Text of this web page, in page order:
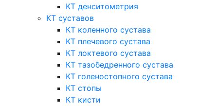
КТ денситометрия
КТ суставов
КТ коленного сустава
КТ плечевого сустава
КТ локтевого сустава
КТ тазобедренного сустава
КТ голеностопного сустава
КТ стопы
КТ кисти